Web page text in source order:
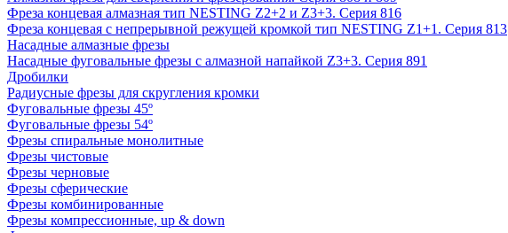
Фреза концевая алмазная тип NESTING Z2+2 и Z3+3. Серия 816
Фреза концевая с непрерывной режущей кромкой тип NESTING Z1+1. Серия 813
Насадные алмазные фрезы
Насадные фуговальные фрезы с алмазной напайкой Z3+3. Серия 891
Дробилки
Радиусные фрезы для скругления кромки
Фуговальные фрезы 45º
Фуговальные фрезы 54º
Фрезы спиральные монолитные
Фрезы чистовые
Фрезы черновые
Фрезы сферические
Фрезы комбинированные
Фрезы компрессионные, up & down